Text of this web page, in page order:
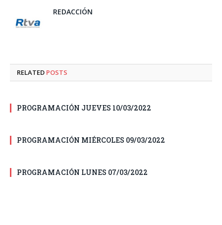
REDACCIÓN
RELATED POSTS
PROGRAMACIÓN JUEVES 10/03/2022
PROGRAMACIÓN MIÉRCOLES 09/03/2022
PROGRAMACIÓN LUNES 07/03/2022